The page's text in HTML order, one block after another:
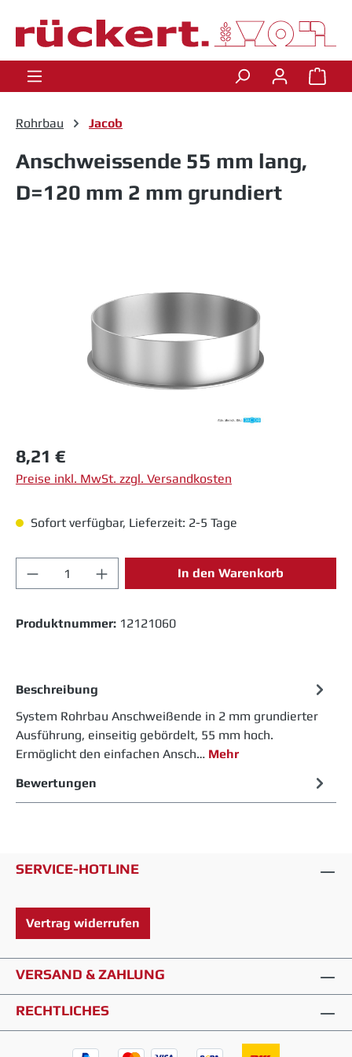
Zum Hauptinhalt springen
Rohrbau Jacob
Anschweissende 55 mm lang,
D=120 mm 2 mm grundiert
Regulärer Preis:
8,21 €
Preise inkl. MwSt. zzgl. Versandkosten
Sofort verfügbar, Lieferzeit: 2-5 Tage
Produkt Anzahl: Gib den gewünschten
In den Warenkorb
Produktnummer: 12121060
Beschreibung
System Rohrbau Anschweißende in 2 mm grundierter
Ausführung, einseitig gebördelt, 55 mm hoch.
Ermöglicht den einfachen Ansch… Mehr
Bewertungen
SERVICE-HOTLINE
Vertrag widerrufen
VERSAND & ZAHLUNG
RECHTLICHES